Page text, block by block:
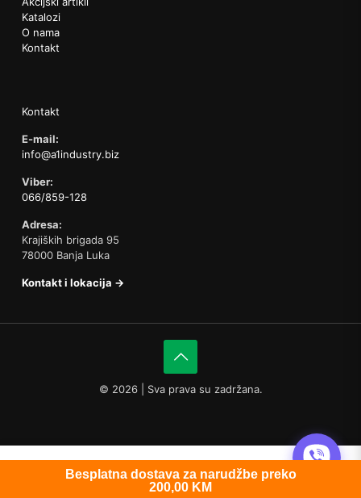
Katalozi
O nama
Kontakt
Kontakt
E-mail:
info@a1industry.biz
Viber:
066/859-128
Adresa:
Krajiških brigada 95
78000 Banja Luka
Kontakt i lokacija →
© 2026 | Sva prava su zadržana.
Besplatna dostava za narudžbe preko
200,00 KM